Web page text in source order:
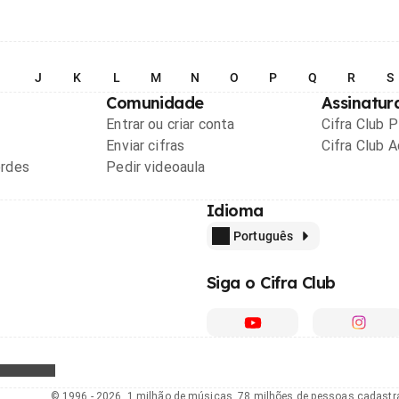
J K L M N O P Q R S
Comunidade
Entrar ou criar conta
Enviar cifras
Pedir videoaula
Cifra Club
Cifra Club
Idioma
Português
Siga o Cifra Club
© 1996 - 2026, 1 milhão de músicas, 78 milhões de pessoas